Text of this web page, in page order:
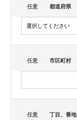
任意 都道府県
任意 市区町村
任意 丁目、番地